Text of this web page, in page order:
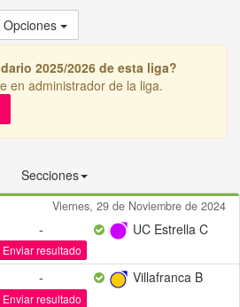
Opciones
2025/2026 de esta liga?
en administrador de la liga.
Secciones
Viernes, 29 de Noviembre de 2024
- UC Estrella C
Enviar resultado
- Villafranca B
Enviar resultado